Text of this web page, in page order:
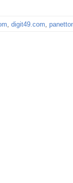
, digit49.com,